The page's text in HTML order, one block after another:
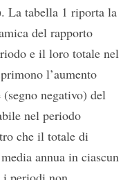
La tabella 1 riporta la
del rapporto
e il loro totale nel
l’aumento
negativo) del
nel periodo
che il totale di
annua in ciascun